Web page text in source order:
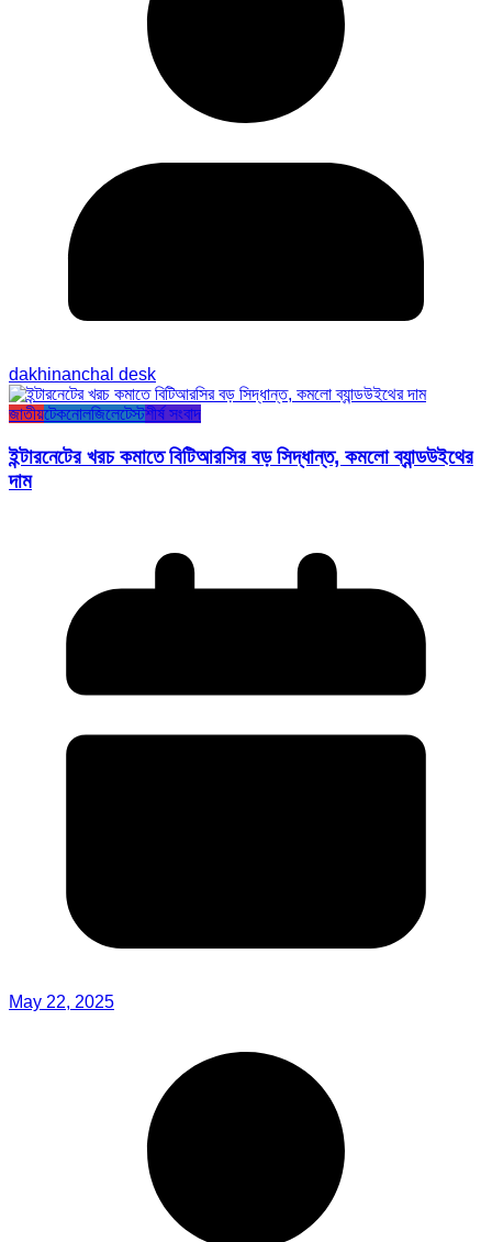
dakhinanchal desk
জাতীয়টেকনোলজিলেটেস্টশীর্ষ সংবাদ
ইন্টারনেটের খরচ কমাতে বিটিআরসির বড় সিদ্ধান্ত, কমলো ব্যান্ডউইথের
দাম
May 22, 2025